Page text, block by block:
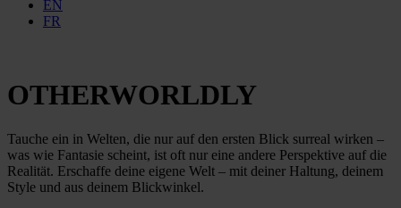
EN
FR
OTHERWORLDLY
Tauche ein in Welten, die nur auf den ersten Blick surreal wirken –
was wie Fantasie scheint, ist oft nur eine andere Perspektive auf die
Realität. Erschaffe deine eigene Welt – mit deiner Haltung, deinem
Style und aus deinem Blickwinkel.